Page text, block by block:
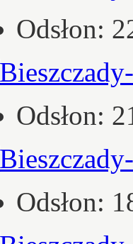
Odsłon:
Odsłon:
Odsłon: